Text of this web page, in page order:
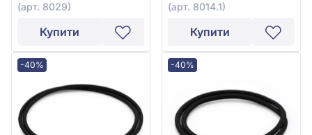
(арт. 8029)
Купити
(арт. 8014.1)
Купити
-40% -40%